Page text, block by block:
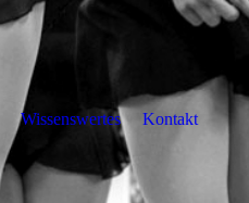
Wissenswertes Kontakt